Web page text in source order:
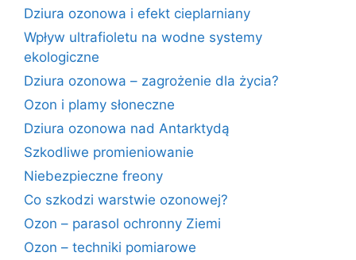
Dziura ozonowa i efekt cieplarniany
Wpływ ultrafioletu na wodne systemy
ekologiczne
Dziura ozonowa – zagrożenie dla życia?
Ozon i plamy słoneczne
Dziura ozonowa nad Antarktydą
Szkodliwe promieniowanie
Niebezpieczne freony
Co szkodzi warstwie ozonowej?
Ozon – parasol ochronny Ziemi
Ozon – techniki pomiarowe